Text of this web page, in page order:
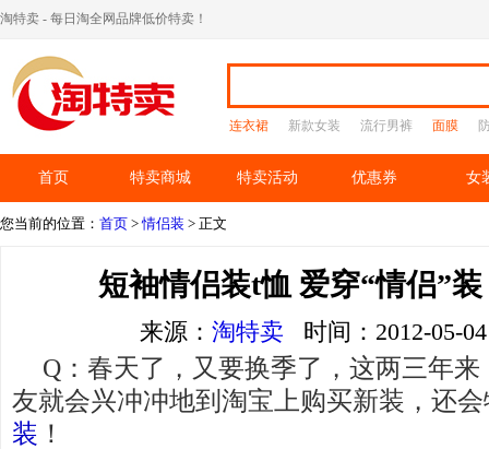
淘特卖 - 每日淘全网品牌低价特卖！
连衣裙 新款女装 流行男裤 面膜
首页 特卖商城 特卖活动 优惠券 女
您当前的位置： 首页 >情侣装 > 正文
短袖情侣装t恤 爱穿“情侣”
来源： 淘特卖 时间：2012-05-
Q：春天了，又要换季了，这两三年
友就会兴冲冲地到淘宝上购买新装，还
装 ！